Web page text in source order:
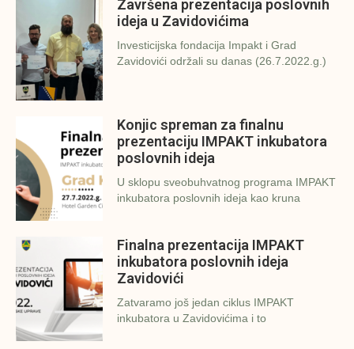
Završena prezentacija poslovnih
ideja u Zavidovićima
Investicijska fondacija Impakt i Grad
Zavidovići održali su danas (26.7.2022.g.)
Konjic spreman za finalnu
prezentaciju IMPAKT inkubatora
poslovnih ideja
U sklopu sveobuhvatnog programa IMPAKT
inkubatora poslovnih ideja kao kruna
Finalna prezentacija IMPAKT
inkubatora poslovnih ideja
Zavidovići
Zatvaramo još jedan ciklus IMPAKT
inkubatora u Zavidovićima i to